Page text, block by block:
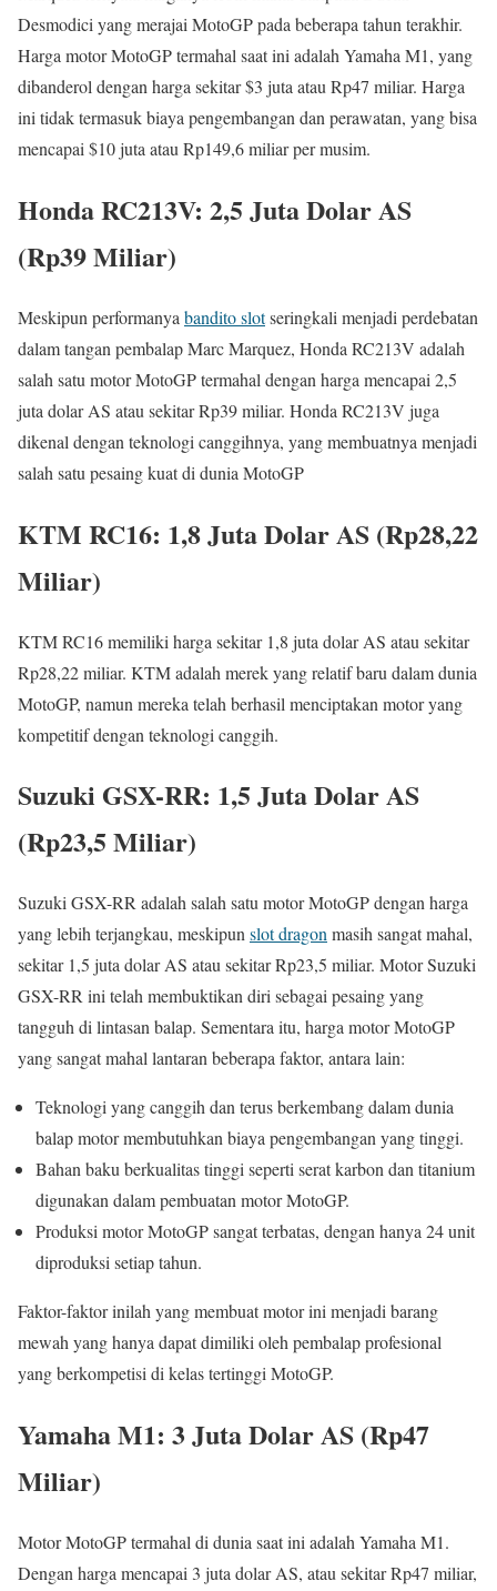
Desmodici yang merajai MotoGP pada beberapa tahun terakhir.
Harga motor MotoGP termahal saat ini adalah Yamaha M1, yang
dibanderol dengan harga sekitar $3 juta atau Rp47 miliar. Harga
ini tidak termasuk biaya pengembangan dan perawatan, yang bisa
mencapai $10 juta atau Rp149,6 miliar per musim.
Honda RC213V: 2,5 Juta Dolar AS
(Rp39 Miliar)
Meskipun performanya bandito slotseringkali menjadi perdebatan
dalam tangan pembalap Marc Marquez, Honda RC213V adalah
salah satu motor MotoGP termahal dengan harga mencapai 2,5
juta dolar AS atau sekitar Rp39 miliar. Honda RC213V juga
dikenal dengan teknologi canggihnya, yang membuatnya menjadi
salah satu pesaing kuat di dunia MotoGP
KTM RC16: 1,8 Juta Dolar AS (Rp28,22
Miliar)
KTM RC16 memiliki harga sekitar 1,8 juta dolar AS atau sekitar
Rp28,22 miliar. KTM adalah merek yang relatif baru dalam dunia
MotoGP, namun mereka telah berhasil menciptakan motor yang
kompetitif dengan teknologi canggih.
Suzuki GSX-RR: 1,5 Juta Dolar AS
(Rp23,5 Miliar)
Suzuki GSX-RR adalah salah satu motor MotoGP dengan harga
yang lebih terjangkau, meskipunslot dragonmasih sangat mahal,
sekitar 1,5 juta dolar AS atau sekitar Rp23,5 miliar. Motor Suzuki
GSX-RR ini telah membuktikan diri sebagai pesaing yang
tangguh di lintasan balap. Sementara itu, harga motor MotoGP
yang sangat mahal lantaran beberapa faktor, antara lain:
Teknologi yang canggih dan terus berkembang dalam dunia
balap motor membutuhkan biaya pengembangan yang tinggi.
Bahan baku berkualitas tinggi seperti serat karbon dan titanium
digunakan dalam pembuatan motor MotoGP.
Produksi motor MotoGP sangat terbatas, dengan hanya 24 unit
diproduksi setiap tahun.
Faktor-faktor inilah yang membuat motor ini menjadi barang
mewah yang hanya dapat dimiliki oleh pembalap profesional
yang berkompetisi di kelas tertinggi MotoGP.
Yamaha M1: 3 Juta Dolar AS (Rp47
Miliar)
Motor MotoGP termahal di dunia saat ini adalah Yamaha M1.
Dengan harga mencapai 3 juta dolar AS, atau sekitar Rp47 miliar,